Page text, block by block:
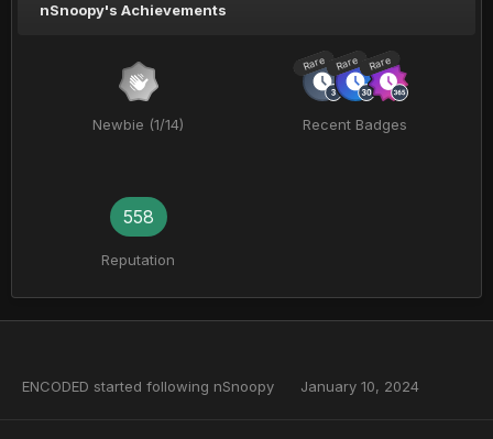
nSnoopy's Achievements
Newbie (1/14)
Rare Rare Rare
Recent Badges
558
Reputation
ENCODED started following nSnoopy January 10, 2024